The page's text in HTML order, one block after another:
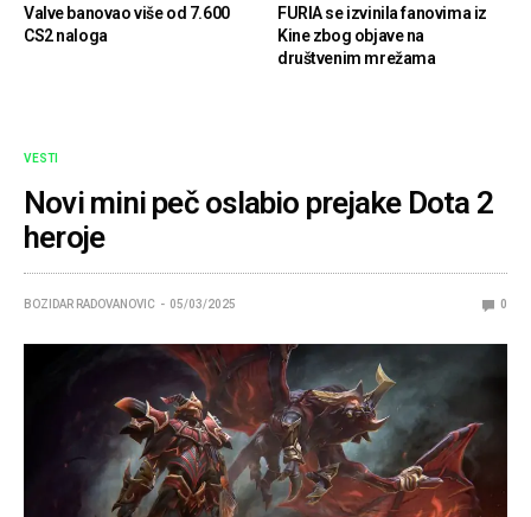
Valve banovao više od 7.600
CS2 naloga
FURIA se izvinila fanovima iz
Kine zbog objave na
društvenim mrežama
VESTI
Novi mini peč oslabio prejake Dota 2
heroje
BOZIDAR RADOVANOVIC 05/03/2025 0